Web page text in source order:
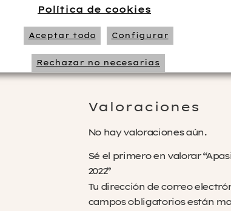
Añada2021
Valoraciones
No hay valoraciones aún.
Sé el primero en valorar
2022”
Tu dirección de correo
campos obligatorios están
Política de cookies
Aceptar todo Configurar
Rechazar no necesarias